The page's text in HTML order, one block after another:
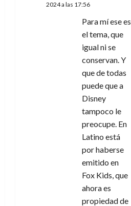
2024 a las 17:56
Para mí ese es
el tema, que
igual ni se
conservan. Y
que de todas
puede que a
Disney
tampoco le
preocupe. En
Latino está
por haberse
emitido en
Fox Kids, que
ahora es
propiedad de